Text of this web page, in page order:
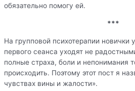
обязательно помогу ей.
***
На групповой психотерапии новички
первого сеанса уходят не
полные страха, боли и непонимания
происходить. Поэтому этот пост я
чувствах вины и жалости».